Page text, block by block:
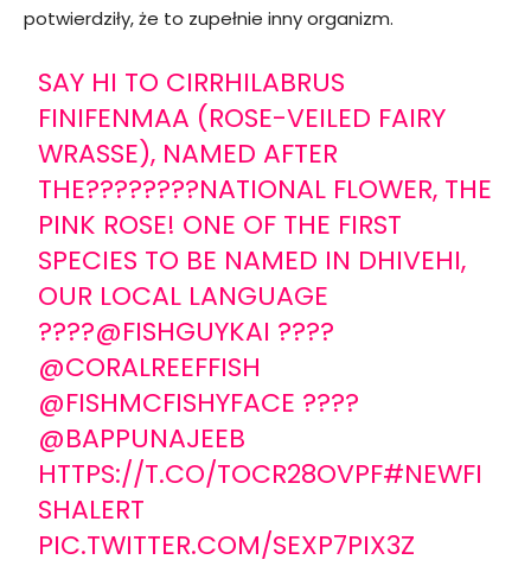
potwierdziły, że to zupełnie inny organizm.
SAY HI TO CIRRHILABRUS
FINIFENMAA (ROSE-VEILED FAIRY
WRASSE), NAMED AFTER
THE????????NATIONAL FLOWER, THE
PINK ROSE! ONE OF THE FIRST
SPECIES TO BE NAMED IN DHIVEHI,
OUR LOCAL LANGUAGE
????@FISHGUYKAI ????
@CORALREEFFISH
@FISHMCFISHYFACE ????
@BAPPUNAJEEB
HTTPS://T.CO/TOCR28OVPF#NEWFI
SHALERT
PIC.TWITTER.COM/SEXP7PIX3Z